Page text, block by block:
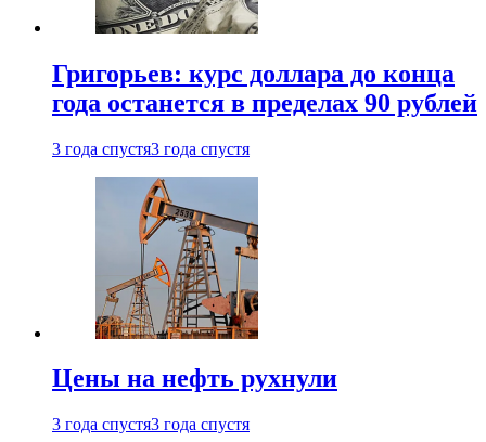
Григорьев: курс доллара до конца
года останется в пределах 90 рублей
3 года спустя3 года спустя
Цены на нефть рухнули
3 года спустя3 года спустя